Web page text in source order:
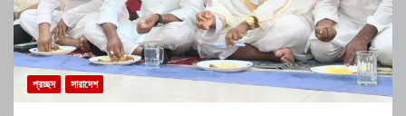
প্রচ্ছদ সারাদেশ